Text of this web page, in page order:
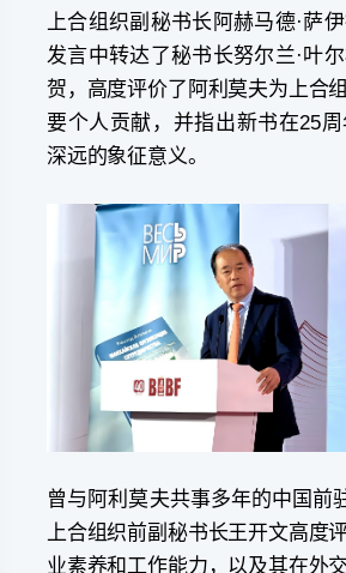
上合组织副秘书长阿赫马德·萨
发言中转达了秘书长努尔兰·叶
贺，高度评价了阿利莫夫为上合
要个人贡献，并指出新书在25
深远的象征意义。
曾与阿利莫夫共事多年的中国前
上合组织前副秘书长王开文高度
业素养和工作能力，以及其在外